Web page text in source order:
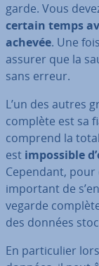
garde. Vous
certain temps
achevée. Une
assurer que la
sans erreur.
L’un des autres
complète est sa
comprend la
est im­pos­sible
Cependant, pour
important de
ve­garde
des données
En par­ti­cu­lier